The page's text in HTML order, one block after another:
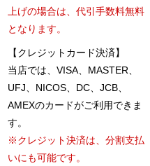
上げの場合は、代引手数料無料
となります。
【クレジットカード決済】
当店では、VISA、MASTER、
UFJ、NICOS、DC、JCB、
AMEXのカードがご利用できま
す。
※クレジット決済は、分割支払
いにも可能です。